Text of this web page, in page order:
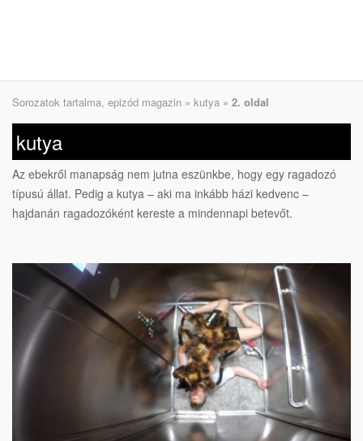
Sorozatok tartalma, epizód magazin » kutya » 2. oldal
kutya
Az ebekről manapság nem jutna eszünkbe, hogy egy ragadozó
típusú állat. Pedig a kutya – aki ma inkább házi kedvenc –
hajdanán ragadozóként kereste a mindennapi betevőt.